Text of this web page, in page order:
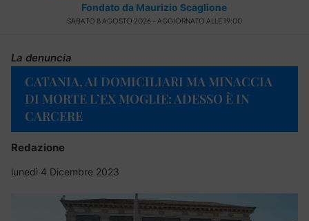
Fondato da Maurizio Scaglione
SABATO 8 AGOSTO 2026 - AGGIORNATO ALLE 19:00
La denuncia
CATANIA, AI DOMICILIARI MA MINACCIA
DI MORTE L’EX MOGLIE: ADESSO È IN
CARCERE
Redazione
lunedì 4 Dicembre 2023